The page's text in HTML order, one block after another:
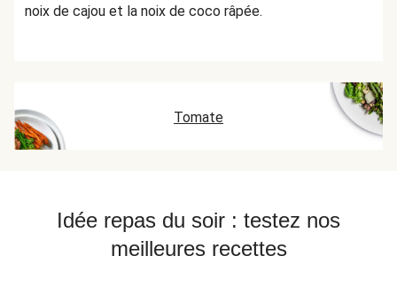
noix de cajou et la noix de coco râpée.
Tomate
Idée repas du soir : testez nos
meilleures recettes